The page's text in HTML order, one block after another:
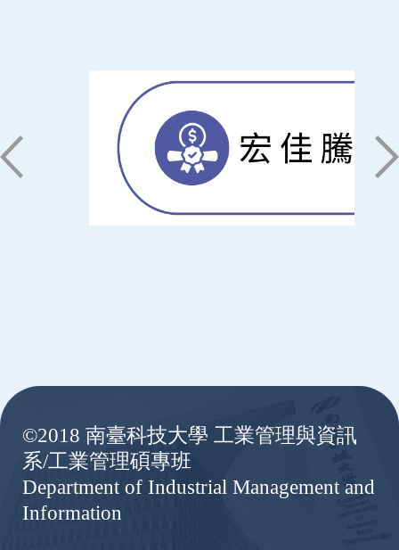
©2018 南臺科技大學 工業管理與資訊
系/工業管理碩專班
Department of Industrial Management and
Information